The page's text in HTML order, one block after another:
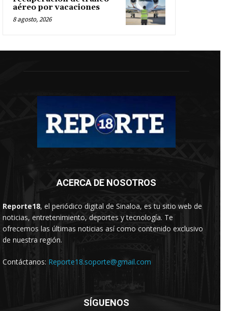
aéreo por vacaciones
8 agosto, 2026
ACERCA DE NOSOTROS
Reporte18, el periódico digital de Sinaloa, es tu sitio web de
noticias, entretenimiento, deportes y tecnología. Te
ofrecemos las últimas noticias así como contenido exclusivo
de nuestra región.
Contáctanos: Reporte18.soporte@gmail.com
SÍGUENOS